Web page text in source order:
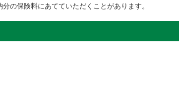
の保険料にあてていただくことがあります。